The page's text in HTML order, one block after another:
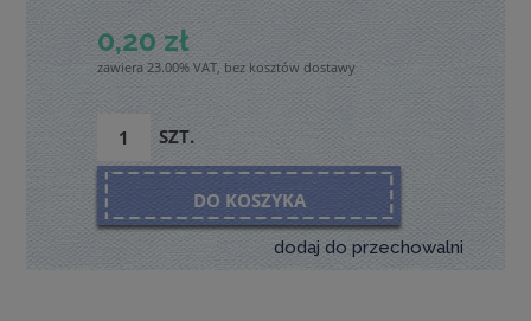
0,20 zł
zawiera 23.00% VAT, bez kosztów dostawy
SZT.
DO KOSZYKA
dodaj do przechowalni